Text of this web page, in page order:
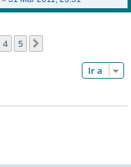
4 5
Ir a